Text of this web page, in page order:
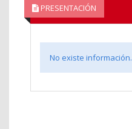
PRESENTACIÓN
No existe información.